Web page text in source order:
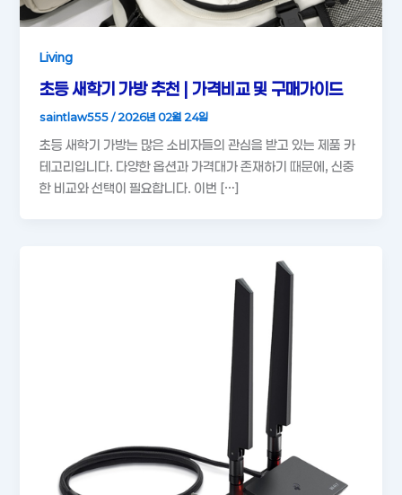
Living
초등 새학기 가방 추천 | 가격비교 및 구매가이드
saintlaw555/2026년 02월 24일
초등 새학기 가방는 많은 소비자들의 관심을 받고 있는 제품 카
테고리입니다. 다양한 옵션과 가격대가 존재하기 때문에, 신중
한 비교와 선택이 필요합니다. 이번 […]